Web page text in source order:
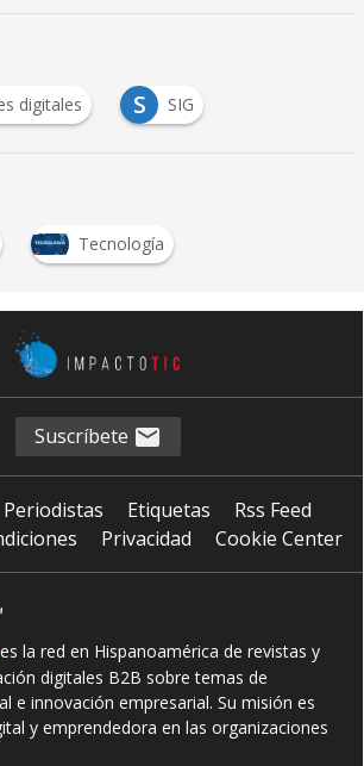
digitales S SIG
Tecnología
Suscríbete
Periodistas Etiquetas
Rss Feed
Privacidad Cookie Center
es la red en Hispanoamérica de revistas y
digitales B2B sobre temas de
e innovación empresarial. Su misión es
y emprendedora en las organizaciones